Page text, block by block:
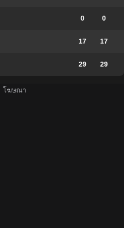
0 0
17 17
29 29